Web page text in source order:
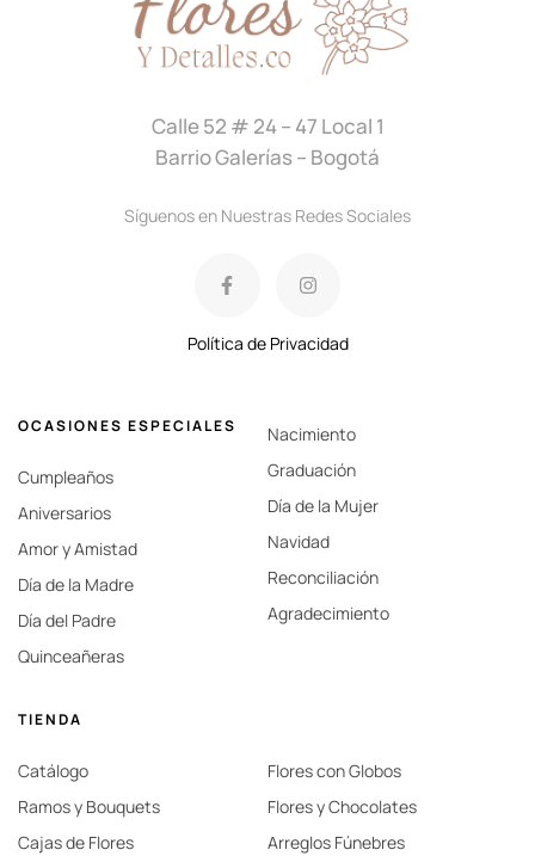
OCASIONES ESPECIALES
Cumpleaños
Aniversarios
Amor y Amistad
Día de la Madre
Día del Padre
Quinceañeras
Nacimiento
Graduación
Día de la Mujer
Navidad
Reconciliación
Agradecimiento
Calle 52 # 24 – 47 Local 1
Barrio Galerías – Bogotá
Síguenos en Nuestras Redes Sociales
Política de Privacidad
TIENDA
Catálogo
Ramos y Bouquets
Cajas de Flores
Flores con Globos
Flores y Chocolates
Arreglos Fúnebres